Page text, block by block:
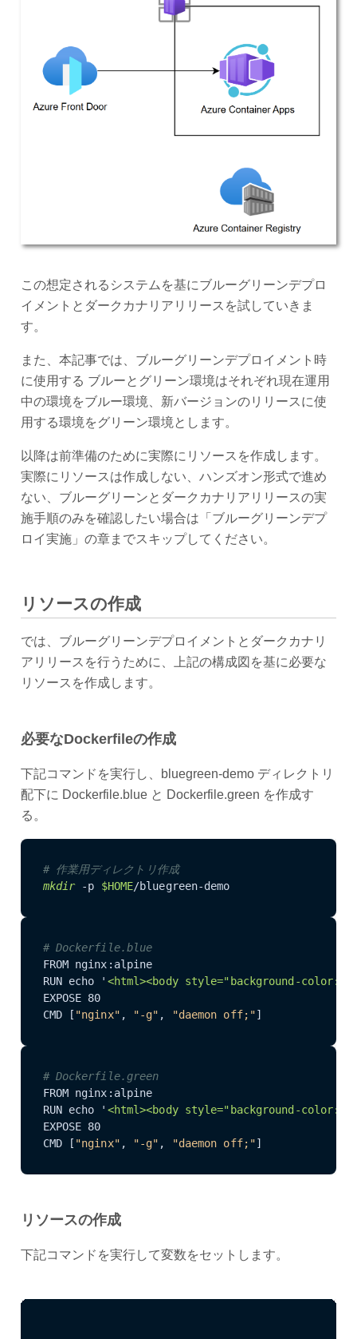
この想定されるシステムを基にブルーグリーンデプロ
イメントとダークカナリアリリースを試していきま
す。
また、本記事では、ブルーグリーンデプロイメント時
に使用する ブルーとグリーン環境はそれぞれ現在運用
中の環境をブルー環境、新バージョンのリリースに使
用する環境をグリーン環境とします。
以降は前準備のために実際にリソースを作成します。
実際にリソースは作成しない、ハンズオン形式で進め
ない、ブルーグリーンとダークカナリアリリースの実
施手順のみを確認したい場合は「ブルーグリーンデプ
ロイ実施」の章までスキップしてください。
リソースの作成
では、ブルーグリーンデプロイメントとダークカナリ
アリリースを行うために、上記の構成図を基に必要な
リソースを作成します。
必要なDockerfileの作成
下記コマンドを実行し、bluegreen-demo ディレクトリ
配下に Dockerfile.blue と Dockerfile.green を作成す
る。
# 作業用ディレクトリ作成
mkdir -p $HOME/bluegreen-demo
# Dockerfile.blue
FROM nginx:alpine
RUN echo ' <html><body style="background-
EXPOSE 80
CMD [ "nginx" , "-g" , "daemon off;"]
# Dockerfile.green
FROM nginx:alpine
RUN echo ' <html><body style="background-
EXPOSE 80
CMD [ "nginx" , "-g" , "daemon off;"]
リソースの作成
下記コマンドを実行して変数をセットします。